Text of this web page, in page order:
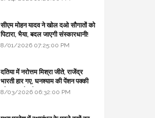
सीएम मोहन यादव ने खोल दओ सौगातों को
पिटारा, भैया, बदल जाएगी संस्कारधानी!
8/01/2026 07:25:00 PM
दतिया में नरोत्तम मिश्रा जीते, राजेंद्र
भारती हार गए, घनश्याम की पेंशन पक्की
और आशुतोष बैक टू...
8/03/2026 06:32:00 PM